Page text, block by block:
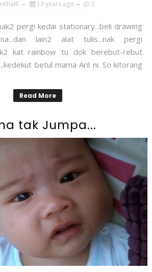
13 years ago 2
pergi kedai stationary...beli drawing
lain2 alat tulis...nak pergi
kat rainbow tu dok berebut-rebut
betul mama Aril ni. So kitorang
Read More
tak Jumpa...